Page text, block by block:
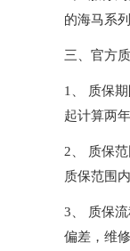
的海马系
三、官方
1、 质保
起计算两
2、 质保
质保范围
3、 质保
偏差，维